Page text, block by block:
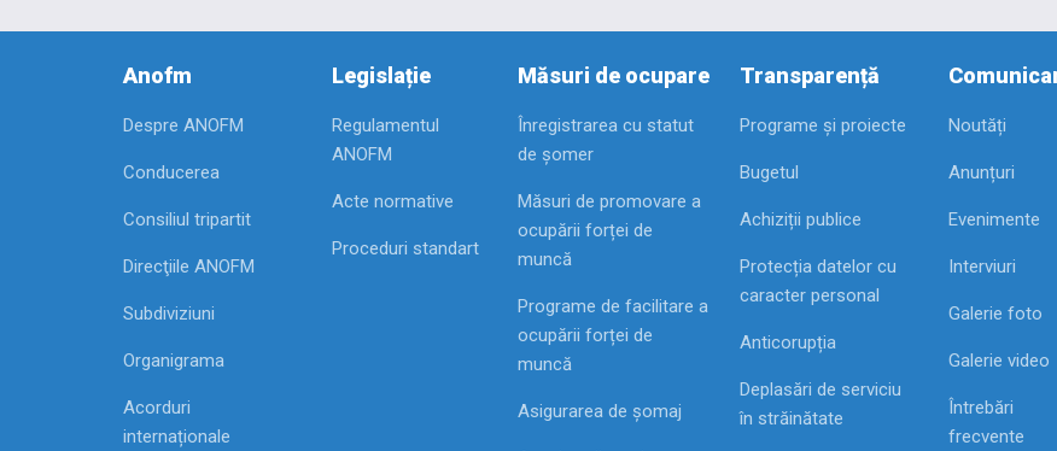
Anofm
Despre ANOFM
Conducerea
Consiliul tripartit
Direcţiile ANOFM
Subdiviziuni
Organigrama
Acorduri
internaționale
Legislație
Regulamentul
ANOFM
Acte normative
Proceduri standart
Măsuri de ocupare
Înregistrarea cu statut
de șomer
Măsuri de promovare a
ocupării forței de
muncă
Programe de facilitare a
ocupării forței de
muncă
Asigurarea de șomaj
Transparență
Programe și proiecte
Bugetul
Achiziții publice
Protecția datelor cu
caracter personal
Anticorupția
Deplasări de serviciu
în străinătate
Noutăți
Anunțuri
Evenimente
Interviuri
Galerie foto
Galerie video
Întrebări
frecvente